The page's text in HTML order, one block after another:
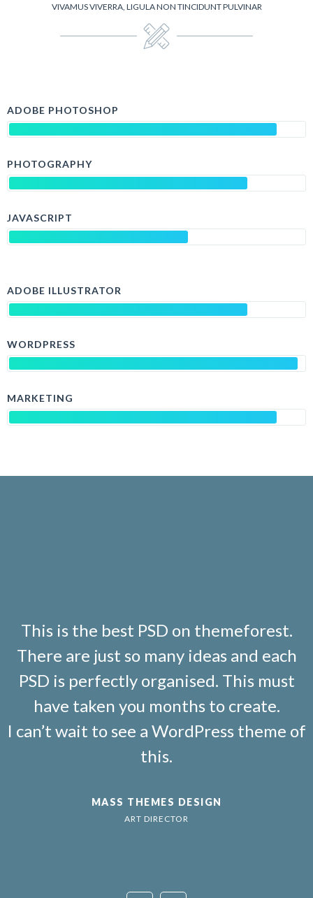
VIVAMUS VIVERRA, LIGULA NON TINCIDUNT PULVINAR
ADOBE PHOTOSHOP
PHOTOGRAPHY
JAVASCRIPT
ADOBE ILLUSTRATOR
WORDPRESS
MARKETING
This is the best PSD on themeforest.
There are just so many ideas and each
PSD is perfectly organised. This must
have taken you months to create.
I can’t wait to see a WordPress theme of
this.
MASS THEMES DESIGN
ART DIRECTOR